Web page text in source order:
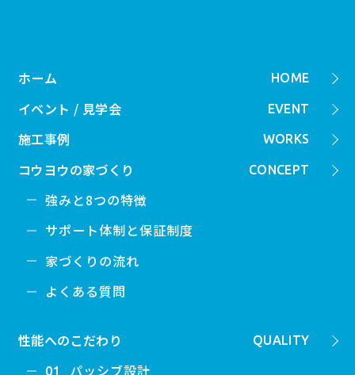
HOME
ホーム
EVENT
イベント / 見学会
WORKS
施工事例
CONCEPT
コウヨウの家づくり
強みと8つの特徴
サポート体制と保証制度
家づくりの流れ
よくある質問
QUALITY
性能へのこだわり
01 パッシブ設計